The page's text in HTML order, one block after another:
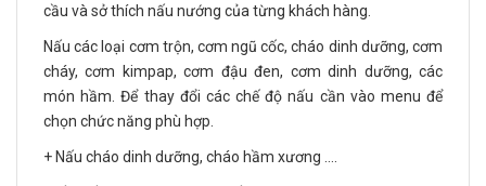
cầu và sở thích nấu nướng của từng khách hàng.
Nấu các loại cơm trộn, cơm ngũ cốc, cháo dinh dưỡng, cơm
cháy, cơm kimpap, cơm đậu đen, cơm dinh dưỡng, các
món hầm. Để thay đổi các chế độ nấu cần vào menu để
chọn chức năng phù hợp.
+ Nấu cháo dinh dưỡng, cháo hầm xương ….